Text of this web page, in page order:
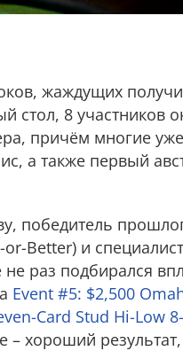
жаждущих
стол, 8 участников
причём многие
а также первый
победитель
or-Better) и
раз подбирался
Event #5: $2,500
Card Stud Hi-Low
– хороший